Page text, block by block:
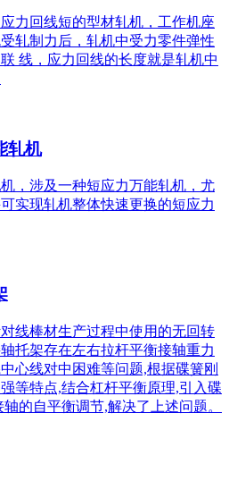
力回线短的型材轧机，工作机座
轧制力后，轧机中受力零件弹性
线，应力回线的长度就是轧机中
轧机
，涉及一种短应力万能轧机，尤
实现轧机整体快速更换的短应力
线棒材生产过程中使用的无回转
托架存在左右拉杆平衡接轴重力
心线对中困难等问题,根据碟簧刚
等特点,结合杠杆平衡原理,引入碟
的自平衡调节,解决了上述问题。